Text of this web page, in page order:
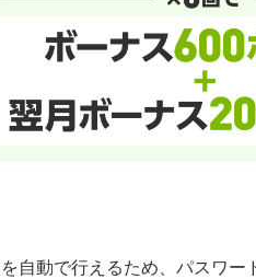
自動で行えるため、パスワー